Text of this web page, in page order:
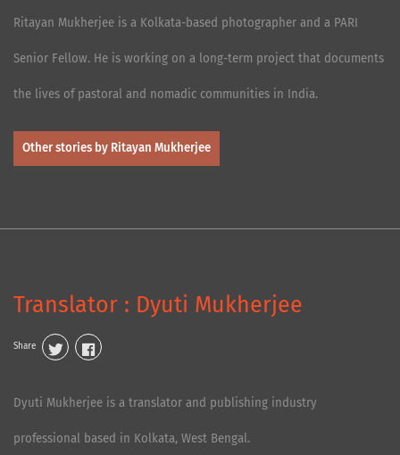
Ritayan Mukherjee is a Kolkata-based photographer and a PARI
Senior Fellow. He is working on a long-term project that documents
the lives of pastoral and nomadic communities in India.
Other stories by Ritayan Mukherjee
Translator : Dyuti Mukherjee
Share
Dyuti Mukherjee is a translator and publishing industry
professional based in Kolkata, West Bengal.